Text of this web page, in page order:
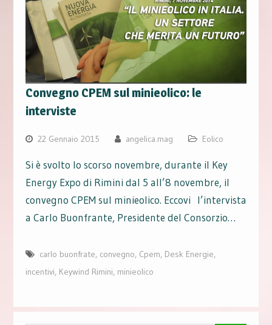
Convegno CPEM sul minieolico: le
interviste
22 Gennaio 2015 angelica.mag Eolico
Si è svolto lo scorso novembre, durante il Key
Energy Expo di Rimini dal 5 all’8 novembre, il
convegno CPEM sul minieolico. Eccovi l’intervista
a Carlo Buonfrante, Presidente del Consorzio…
carlo buonfrate, convegno, Cpem, Desk Energie,
incentivi, Keywind Rimini, minieolico